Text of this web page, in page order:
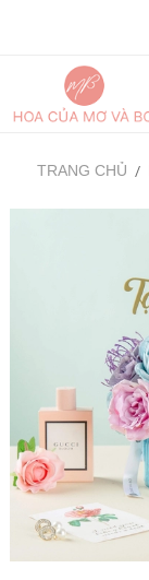
TRANG CHỦ